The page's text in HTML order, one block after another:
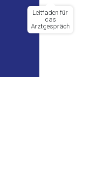
Leitfaden für
das
Arztgespräch